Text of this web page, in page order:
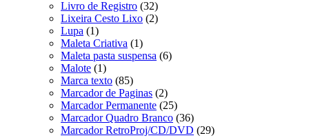
Livro de Registro (32)
Lixeira Cesto Lixo (2)
Lupa (1)
Maleta Criativa (1)
Maleta pasta suspensa (6)
Malote (1)
Marca texto (85)
Marcador de Paginas (2)
Marcador Permanente (25)
Marcador Quadro Branco (36)
Marcador RetroProj/CD/DVD (29)